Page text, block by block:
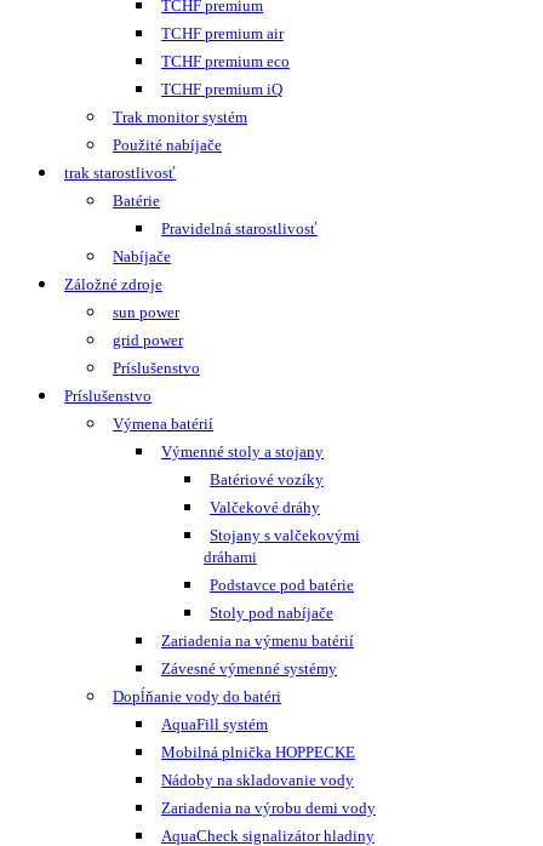
TCHF premium
TCHF premium air
TCHF premium eco
TCHF premium iQ
Trak monitor systém
Použité nabíjače
trak starostlivosť
Batérie
Pravidelná starostlivosť
Nabíjače
Záložné zdroje
sun power
grid power
Príslušenstvo
Príslušenstvo
Výmena batérií
Výmenné stoly a stojany
Batériové vozíky
Valčekové dráhy
Stojany s valčekovými
dráhami
Podstavce pod batérie
Stoly pod nabíjače
Zariadenia na výmenu batérií
Závesné výmenné systémy
Dopĺňanie vody do batéri
AquaFill systém
Mobilná plnička HOPPECKE
Nádoby na skladovanie vody
Zariadenia na výrobu demi vody
AquaCheck signalizátor hladiny